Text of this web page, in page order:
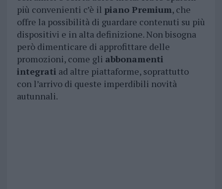
più convenienti c’è il piano Premium, che
offre la possibilità di guardare contenuti su più
dispositivi e in alta definizione. Non bisogna
però dimenticare di approfittare delle
promozioni, come gli abbonamenti
integrati ad altre piattaforme, soprattutto
con l’arrivo di queste imperdibili novità
autunnali​.